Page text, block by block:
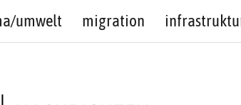
umwelt migration